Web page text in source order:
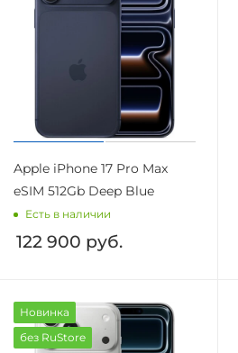
Apple iPhone 17 Pro Max
eSIM 512Gb Deep Blue
Есть в наличии
122 900 руб.
Новинка
без RuStore